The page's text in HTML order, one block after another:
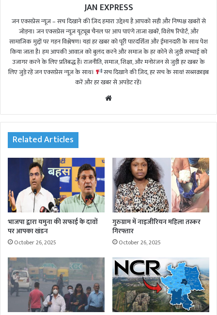
JAN EXPRESS
जन एक्सप्रेस न्यूज़ – सच दिखाने की ज़िद हमारा उद्देश्य है आपको सही और निष्पक्ष खबरों से
जोड़ना। जन एक्सप्रेस न्यूज़ यूट्यूब चैनल पर आप पाएंगे ताजा खबरें, विशेष रिपोर्ट, और
सामाजिक मुद्दों पर गहन विश्लेषण। यहां हर खबर को पूरी पारदर्शिता और ईमानदारी के साथ पेश
किया जाता है। हम आपकी आवाज़ को बुलंद करने और समाज के हर कोने से जुड़ी सच्चाई को
उजागर करने के लिए प्रतिबद्ध हैं। राजनीति, समाज, शिक्षा, और मनोरंजन से जुड़ी हर खबर के
लिए जुड़े रहें जन एक्सप्रेस न्यूज़ के साथ।
सच दिखाने की ज़िद, हर सच के साथ! सब्सक्राइब
करें और हर खबर से अपडेट रहें।
te
Related Articles
भाजपा द्वारा यमुना की सफाई के दावों
पर आपका खंडन
October 26, 2025
गुरुग्राम में नाइजीरियन महिला तस्कर
गिरफ्तार
October 26, 2025